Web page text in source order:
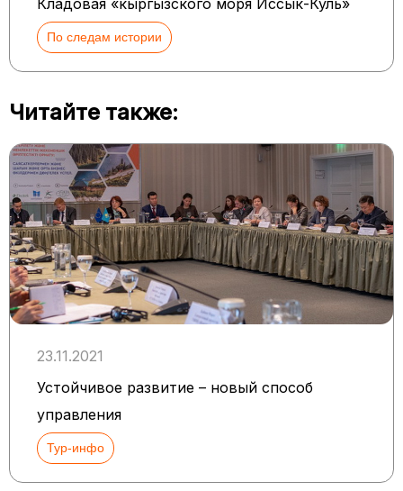
По следам истории
Читайте также:
23.11.2021
Устойчивое развитие – новый способ
управления
Тур-инфо